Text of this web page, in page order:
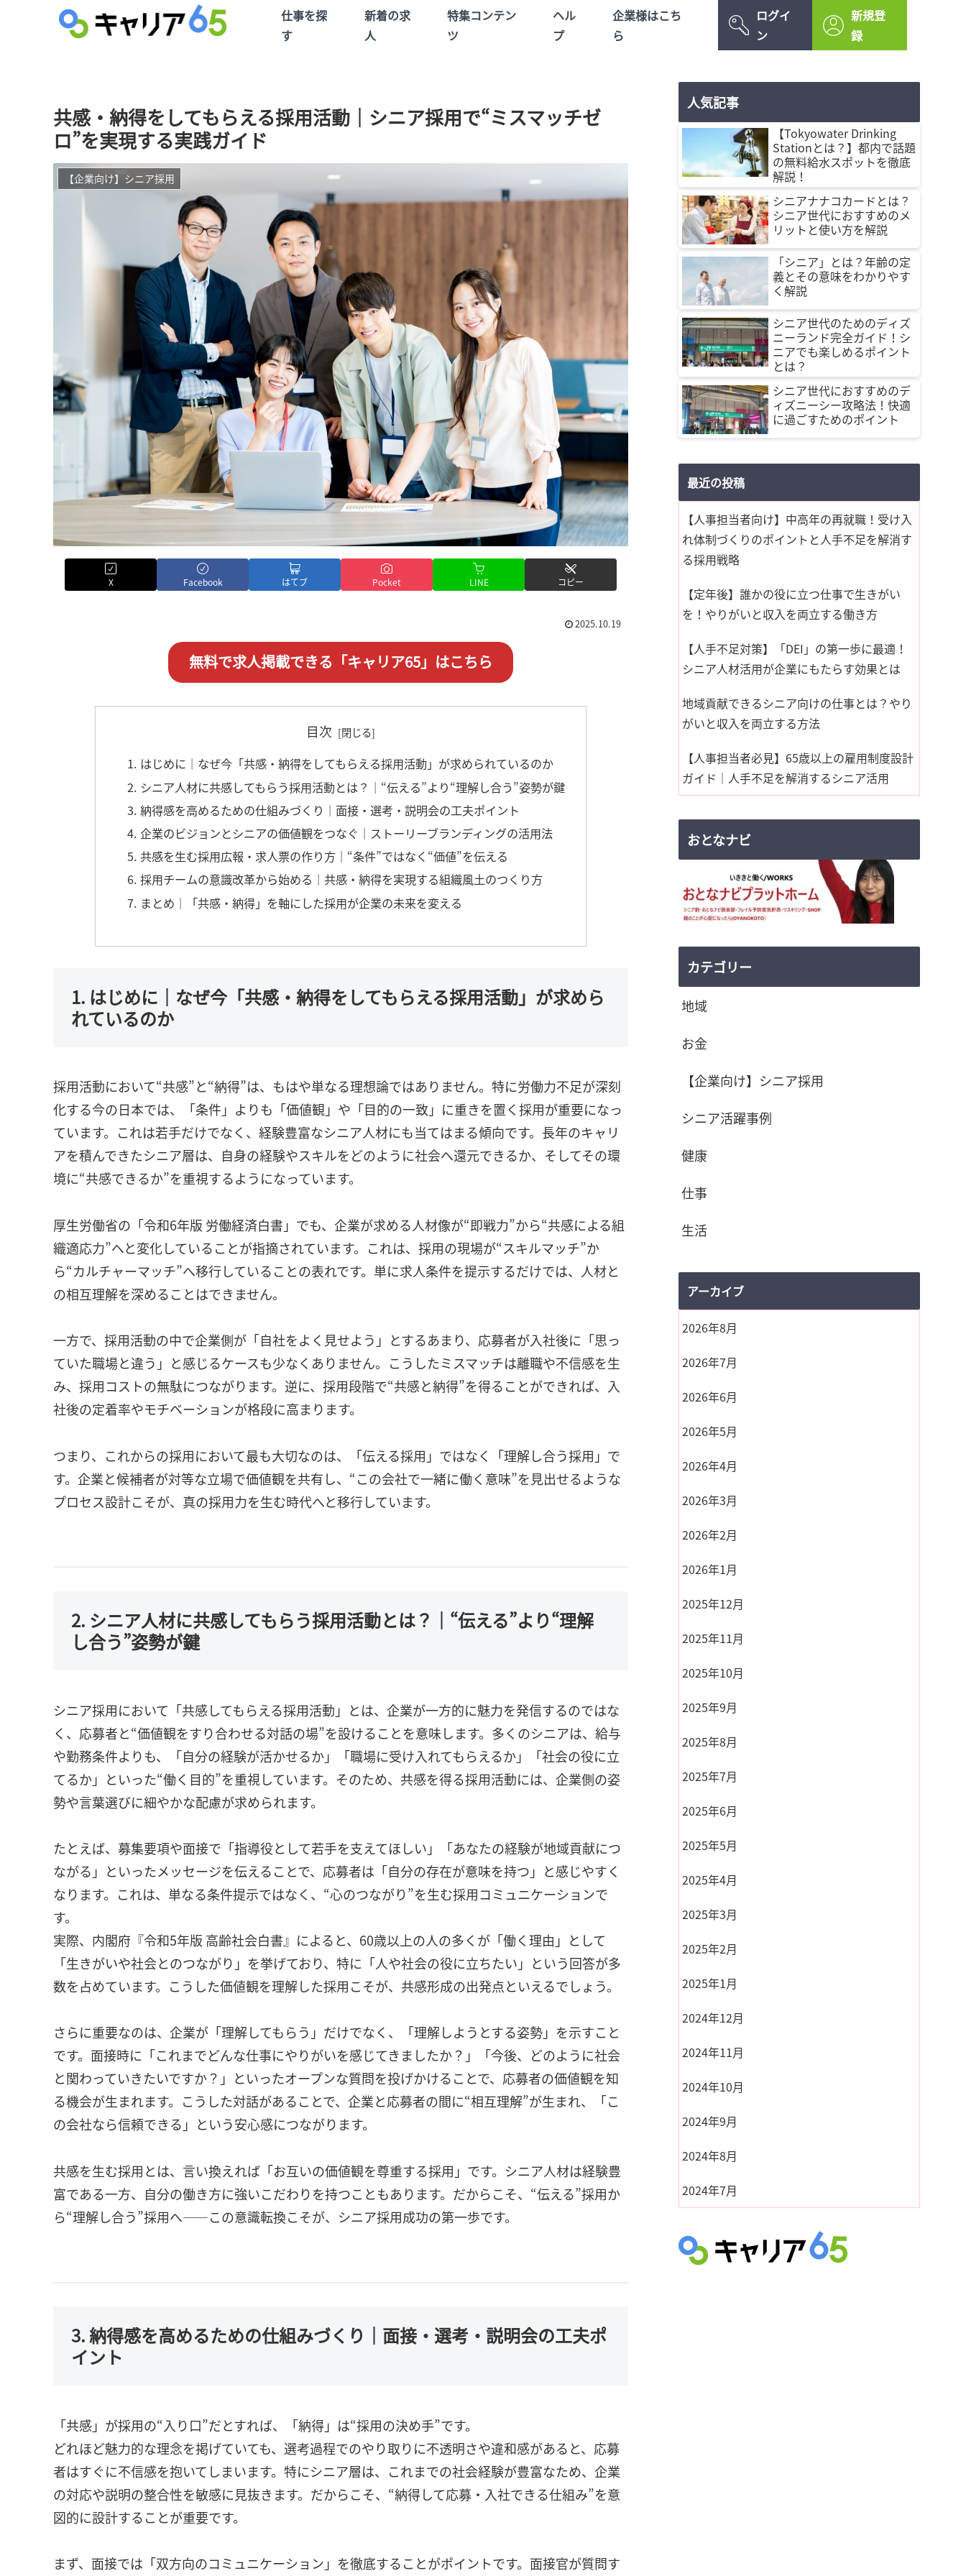
仕事を探
す
新着の求
人
特集コンテン
ツ
ヘル
プ
企業様はこち
ら
ログイ
ン
新規登
録
共感・納得をしてもらえる採用活動｜シニア採用で“ミスマッチゼ
ロ”を実現する実践ガイド
【企業向け】シニア採用
X Facebook はてブ Pocket LINE コピー
2025.10.19
無料で求人掲載できる「キャリア65」はこちら
目次
1. はじめに｜なぜ今「共感・納得をしてもらえる採用活動」が求められているのか
2. シニア人材に共感してもらう採用活動とは？｜“伝える”より“理解し合う”姿勢が鍵
3. 納得感を高めるための仕組みづくり｜面接・選考・説明会の工夫ポイント
4. 企業のビジョンとシニアの価値観をつなぐ｜ストーリーブランディングの活用法
5. 共感を生む採用広報・求人票の作り方｜“条件”ではなく“価値”を伝える
6. 採用チームの意識改革から始める｜共感・納得を実現する組織風土のつくり方
7. まとめ｜「共感・納得」を軸にした採用が企業の未来を変える
1. はじめに｜なぜ今「共感・納得をしてもらえる採用活動」が求めら
れているのか
採用活動において“共感”と“納得”は、もはや単なる理想論ではありません。特に労働力不足が深刻
化する今の日本では、「条件」よりも「価値観」や「目的の一致」に重きを置く採用が重要になっ
ています。これは若手だけでなく、経験豊富なシニア人材にも当てはまる傾向です。長年のキャリ
アを積んできたシニア層は、自身の経験やスキルをどのように社会へ還元できるか、そしてその環
境に“共感できるか”を重視するようになっています。
厚生労働省の「令和6年版 労働経済白書」でも、企業が求める人材像が“即戦力”から“共感による組
織適応力”へと変化していることが指摘されています。これは、採用の現場が“スキルマッチ”か
ら“カルチャーマッチ”へ移行していることの表れです。単に求人条件を提示するだけでは、人材と
の相互理解を深めることはできません。
一方で、採用活動の中で企業側が「自社をよく見せよう」とするあまり、応募者が入社後に「思っ
ていた職場と違う」と感じるケースも少なくありません。こうしたミスマッチは離職や不信感を生
み、採用コストの無駄につながります。逆に、採用段階で“共感と納得”を得ることができれば、入
社後の定着率やモチベーションが格段に高まります。
つまり、これからの採用において最も大切なのは、「伝える採用」ではなく「理解し合う採用」で
す。企業と候補者が対等な立場で価値観を共有し、“この会社で一緒に働く意味”を見出せるような
プロセス設計こそが、真の採用力を生む時代へと移行しています。
2. シニア人材に共感してもらう採用活動とは？｜“伝える”より“理解
し合う”姿勢が鍵
シニア採用において「共感してもらえる採用活動」とは、企業が一方的に魅力を発信するのではな
く、応募者と“価値観をすり合わせる対話の場”を設けることを意味します。多くのシニアは、給与
や勤務条件よりも、「自分の経験が活かせるか」「職場に受け入れてもらえるか」「社会の役に立
てるか」といった“働く目的”を重視しています。そのため、共感を得る採用活動には、企業側の姿
勢や言葉選びに細やかな配慮が求められます。
たとえば、募集要項や面接で「指導役として若手を支えてほしい」「あなたの経験が地域貢献につ
ながる」といったメッセージを伝えることで、応募者は「自分の存在が意味を持つ」と感じやすく
なります。これは、単なる条件提示ではなく、“心のつながり”を生む採用コミュニケーションで
す。
実際、内閣府『令和5年版 高齢社会白書』によると、60歳以上の人の多くが「働く理由」として
「生きがいや社会とのつながり」を挙げており、特に「人や社会の役に立ちたい」という回答が多
数を占めています。こうした価値観を理解した採用こそが、共感形成の出発点といえるでしょう。
さらに重要なのは、企業が「理解してもらう」だけでなく、「理解しようとする姿勢」を示すこと
です。面接時に「これまでどんな仕事にやりがいを感じてきましたか？」「今後、どのように社会
と関わっていきたいですか？」といったオープンな質問を投げかけることで、応募者の価値観を知
る機会が生まれます。こうした対話があることで、企業と応募者の間に“相互理解”が生まれ、「こ
の会社なら信頼できる」という安心感につながります。
共感を生む採用とは、言い換えれば「お互いの価値観を尊重する採用」です。シニア人材は経験豊
富である一方、自分の働き方に強いこだわりを持つこともあります。だからこそ、“伝える”採用か
ら“理解し合う”採用へ――この意識転換こそが、シニア採用成功の第一歩です。
3. 納得感を高めるための仕組みづくり｜面接・選考・説明会の工夫ポ
イント
「共感」が採用の“入り口”だとすれば、「納得」は“採用の決め手”です。
どれほど魅力的な理念を掲げていても、選考過程でのやり取りに不透明さや違和感があると、応募
者はすぐに不信感を抱いてしまいます。特にシニア層は、これまでの社会経験が豊富なため、企業
の対応や説明の整合性を敏感に見抜きます。だからこそ、“納得して応募・入社できる仕組み”を意
図的に設計することが重要です。
まず、面接では「双方向のコミュニケーション」を徹底することがポイントです。面接官が質問す
人気記事
【Tokyowater Drinking
Stationとは？】都内で話題
の無料給水スポットを徹底
解説！
シニアナナコカードとは？
シニア世代におすすめのメ
リットと使い方を解説
「シニア」とは？年齢の定
義とその意味をわかりやす
く解説
シニア世代のためのディズ
ニーランド完全ガイド！シ
ニアでも楽しめるポイント
とは？
シニア世代におすすめのデ
ィズニーシー攻略法！快適
に過ごすためのポイント
最近の投稿
【人事担当者向け】中高年の再就職！受け入
れ体制づくりのポイントと人手不足を解消す
る採用戦略
【定年後】誰かの役に立つ仕事で生きがい
を！やりがいと収入を両立する働き方
【人手不足対策】「DEI」の第一歩に最適！
シニア人材活用が企業にもたらす効果とは
地域貢献できるシニア向けの仕事とは？やり
がいと収入を両立する方法
【人事担当者必見】65歳以上の雇用制度設計
ガイド｜人手不足を解消するシニア活用
おとなナビ
カテゴリー
地域
お金
【企業向け】シニア採用
シニア活躍事例
健康
仕事
生活
アーカイブ
2026年8月
2026年7月
2026年6月
2026年5月
2026年4月
2026年3月
2026年2月
2026年1月
2025年12月
2025年11月
2025年10月
2025年9月
2025年8月
2025年7月
2025年6月
2025年5月
2025年4月
2025年3月
2025年2月
2025年1月
2024年12月
2024年11月
2024年10月
2024年9月
2024年8月
2024年7月